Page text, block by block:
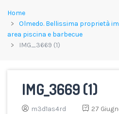
Home
Olmedo. Bellissima proprietà
area piscina e barbecue
IMG_3669 (1)
IMG_3669 (1)
m3d1as4rd
27